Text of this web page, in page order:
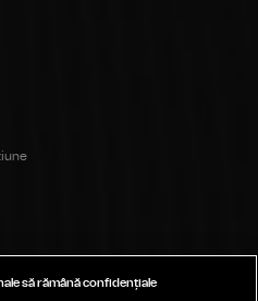
să rămână confidențiale